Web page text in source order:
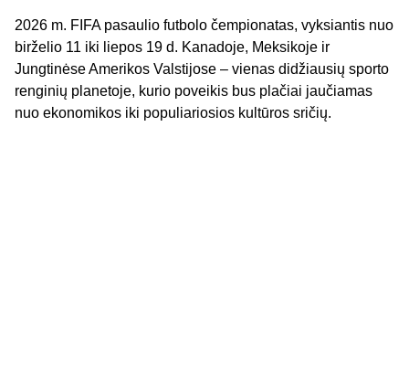
2026 m. FIFA pasaulio futbolo čempionatas, vyksiantis nuo
birželio 11 iki liepos 19 d. Kanadoje, Meksikoje ir
Jungtinėse Amerikos Valstijose – vienas didžiausių sporto
renginių planetoje, kurio poveikis bus plačiai jaučiamas
nuo ekonomikos iki populiariosios kultūros sričių.